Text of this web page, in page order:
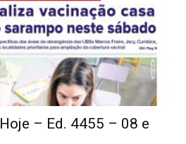
– Ed. 4455 – 08 e